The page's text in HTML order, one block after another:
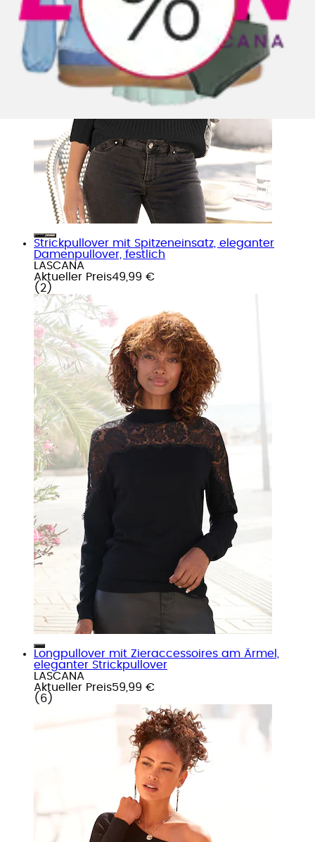
Strickpullover mit Spitzeneinsatz, eleganter
Damenpullover, festlich
LASCANA
Aktueller Preis49,99 €
( 2 )
Longpullover mit Zieraccessoires am Ärmel,
eleganter Strickpullover
LASCANA
Aktueller Preis59,99 €
( 6 )